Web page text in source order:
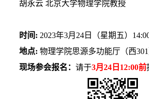
胡永云 北京大学物理学院教授
时间: 2023年3月24日（星期五）
地点: 物理学院思源多功能厅（西301
现场参会报名： 请于3月24日 12:00前